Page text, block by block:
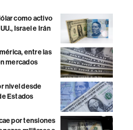
como activo
Israel e Irán
entre las
mercados
nivel desde
Estados
por tensiones